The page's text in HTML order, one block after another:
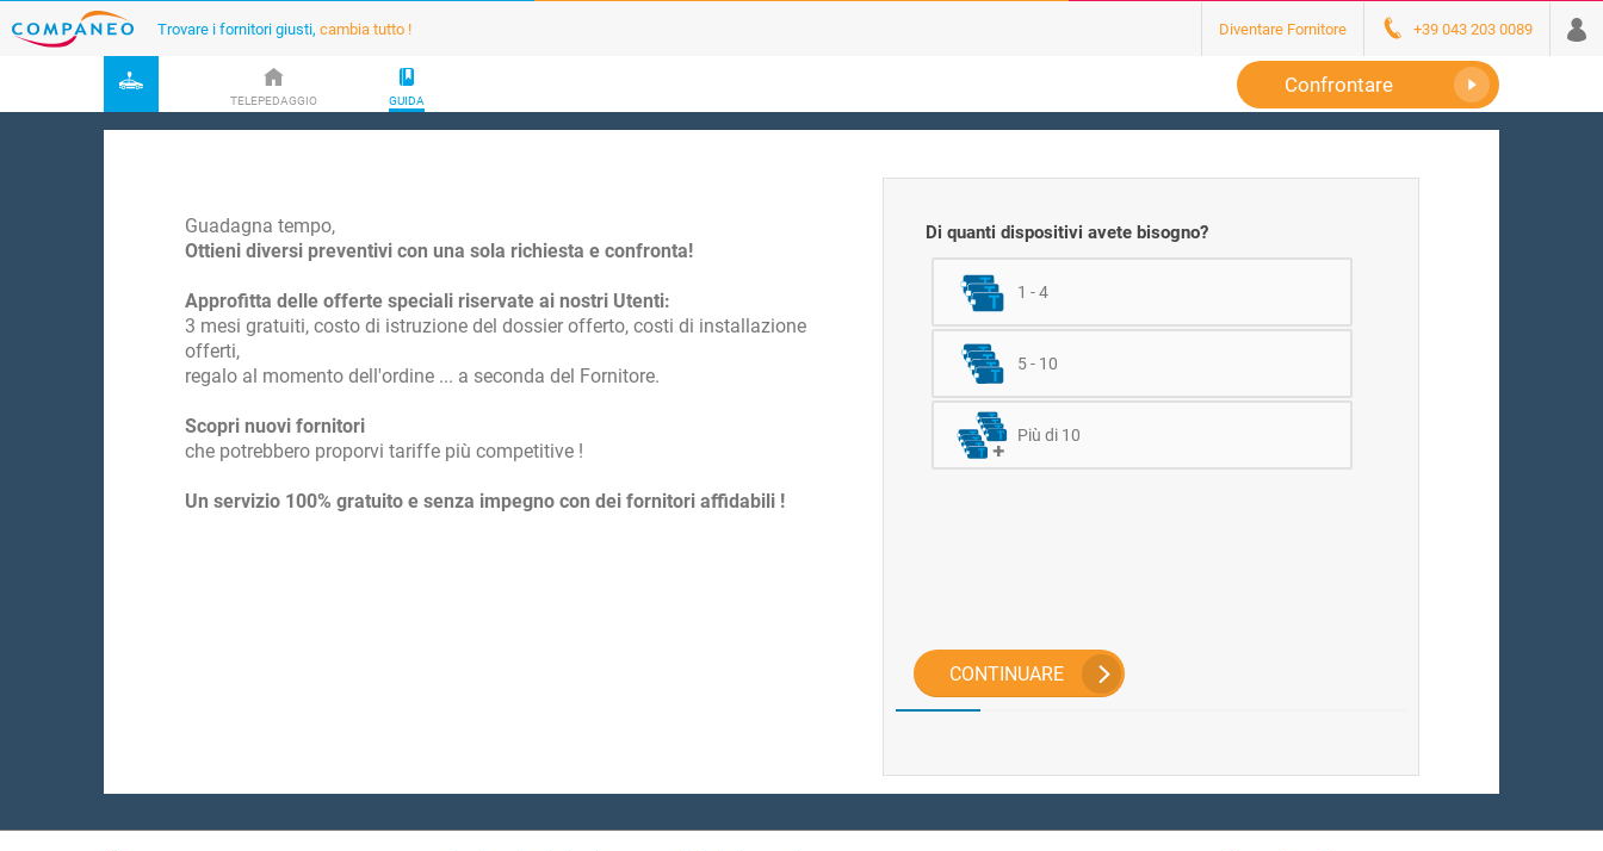
Trovare i fornitori giusti, cambia tutto ! Diventare Fornitore +39 043 203 0089
TELEPEDAGGIO GUIDA
Confrontare
Guadagna tempo,
Ottieni diversi preventivi con una sola richiesta e confronta!
Approfitta delle offerte speciali riservate ai nostri Utenti:
3 mesi gratuiti, costo di istruzione del dossier offerto, costi di installazione
offerti,
regalo al momento dell'ordine ... a seconda del Fornitore.
Scopri nuovi fornitori
che potrebbero proporvi tariffe più competitive !
Un servizio 100% gratuito e senza impegno con dei fornitori affidabili !
Di quanti dispositivi avete bisogno?
1 - 4
5 - 10
Più di 10
CONTINUARE